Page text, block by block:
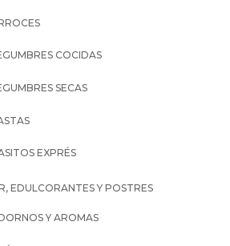
COCIDAS
SECAS
EXPRÉS
EDULCORANTES Y POSTRES
Y AROMAS